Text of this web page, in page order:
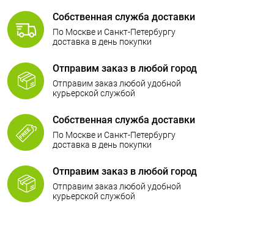
Собственная служба доставки
По Москве и Санкт-Петербургу
доставка в день покупки
Отправим заказ в любой город
Отправим заказ любой удобной
курьерской службой
Собственная служба доставки
По Москве и Санкт-Петербургу
доставка в день покупки
Отправим заказ в любой город
Отправим заказ любой удобной
курьерской службой